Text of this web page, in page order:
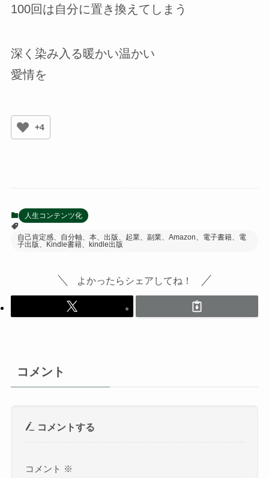
100回は自分に置き換えてしまう
深く染み入る暖かい温かい
愛情を
+4
人生コンテンツ化
自己肯定感、自分軸、本、出版、起業、副業、Amazon、電子書籍、電
子出版、Kindle書籍、kindle出版
よかったらシェアしてね！
コメント
コメントする
コメント ※